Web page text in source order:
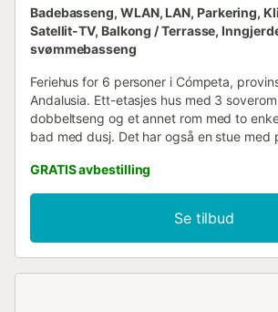
Badebasseng, WLAN, LAN, Parkering,
Satellit-TV, Balkong / Terrasse,
svømmebasseng
Feriehus for 6 personer i Cómpeta,
Andalusia. Ett-etasjes hus med 3
dobbeltseng og et annet rom med to
bad med dusj. Det har også en stue med
amerikansk og utstyrt med alt du trenger
favorittrettene dine. Utenfor finner vi
plenområde, grill og to private bassenger,
med vannstråle og et annet større
et privilegert område i Axarquía i Málaga,
GRATIS avbestilling
Se tilbud